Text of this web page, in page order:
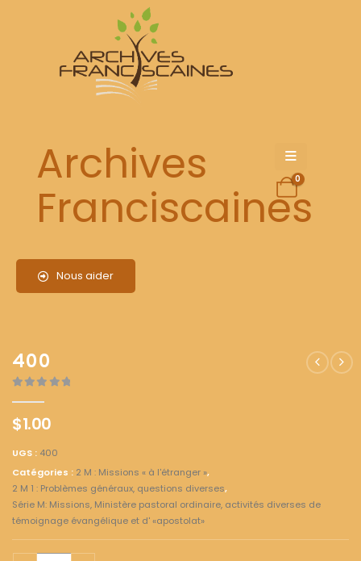
Archives
Franciscaines
Nous aider
0
400
$1.00
UGS : 400
Catégories : 2 M : Missions « à l'étranger »,
2 M 1 : Problèmes généraux, questions diverses,
Série M: Missions, Ministère pastoral ordinaire, activités diverses de
témoignage évangélique et d' «apostolat»